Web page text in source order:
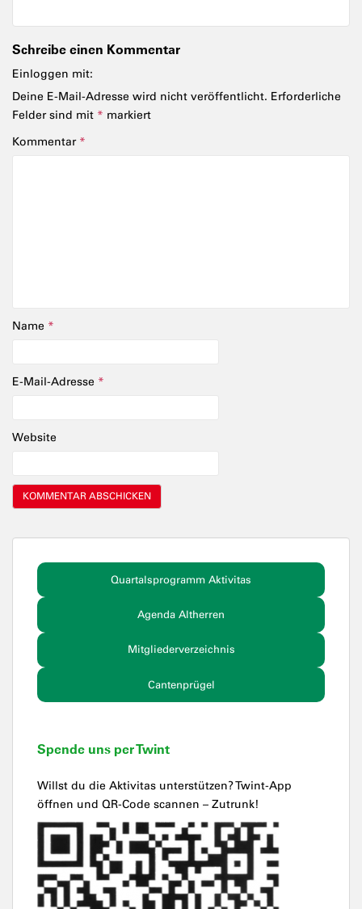
Schreibe einen Kommentar
Einloggen mit:
Deine E-Mail-Adresse wird nicht veröffentlicht. Erforderliche
Felder sind mit * markiert
Kommentar *
Name *
E-Mail-Adresse *
Website
Quartalsprogramm Aktivitas
Agenda Altherren
Mitgliederverzeichnis
Cantenprügel
Spende uns per Twint
Willst du die Aktivitas unterstützen? Twint-App
öffnen und QR-Code scannen – Zutrunk!